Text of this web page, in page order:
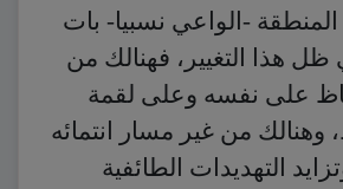
-الواعي نسبيا- بات
هذا التغيير، فهنالك من
على نفسه وعلى لقمة
من غير مسار انتمائه
التهديدات الطائفية